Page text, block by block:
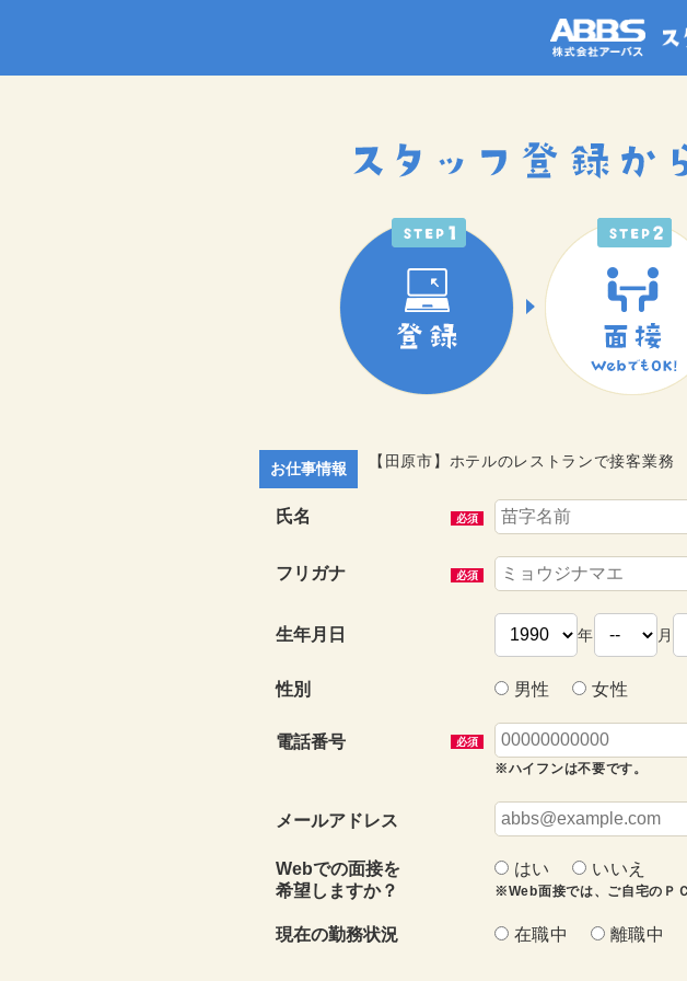
お仕事情報 【田原市】ホテルのレストランで接客業
氏名 必須
フリガナ 必須
生年月日 年 月
性別 男性 女性
電話番号 必須
※ハイフンは不要です。
メールアドレス
Webでの面接を
希望しますか？
はい いいえ
※Web面接では、ご自宅のＰ
現在の勤務状況 在職中 離職中